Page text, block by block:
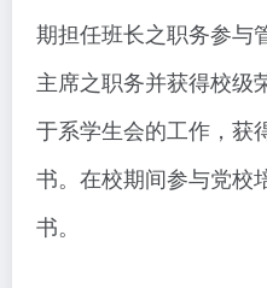
期担任班长之职务参与
主席之职务并获得校级
于系学生会的工作，获
书。在校期间参与党校
书。